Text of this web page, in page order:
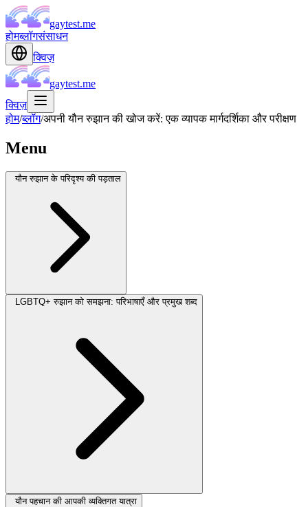
gaytest.me
होमब्लॉगसंसाधन
क्विज़
gaytest.me
क्विज़
होम/ब्लॉग/अपनी यौन रुझान की खोज करें: एक व्यापक मार्गदर्शिका और परीक्षण
Menu
यौन रुझान के परिदृश्य की पड़ताल
LGBTQ+ रुझान को समझना: परिभाषाएँ और प्रमुख शब्द
यौन पहचान की आपकी व्यक्तिगत यात्रा